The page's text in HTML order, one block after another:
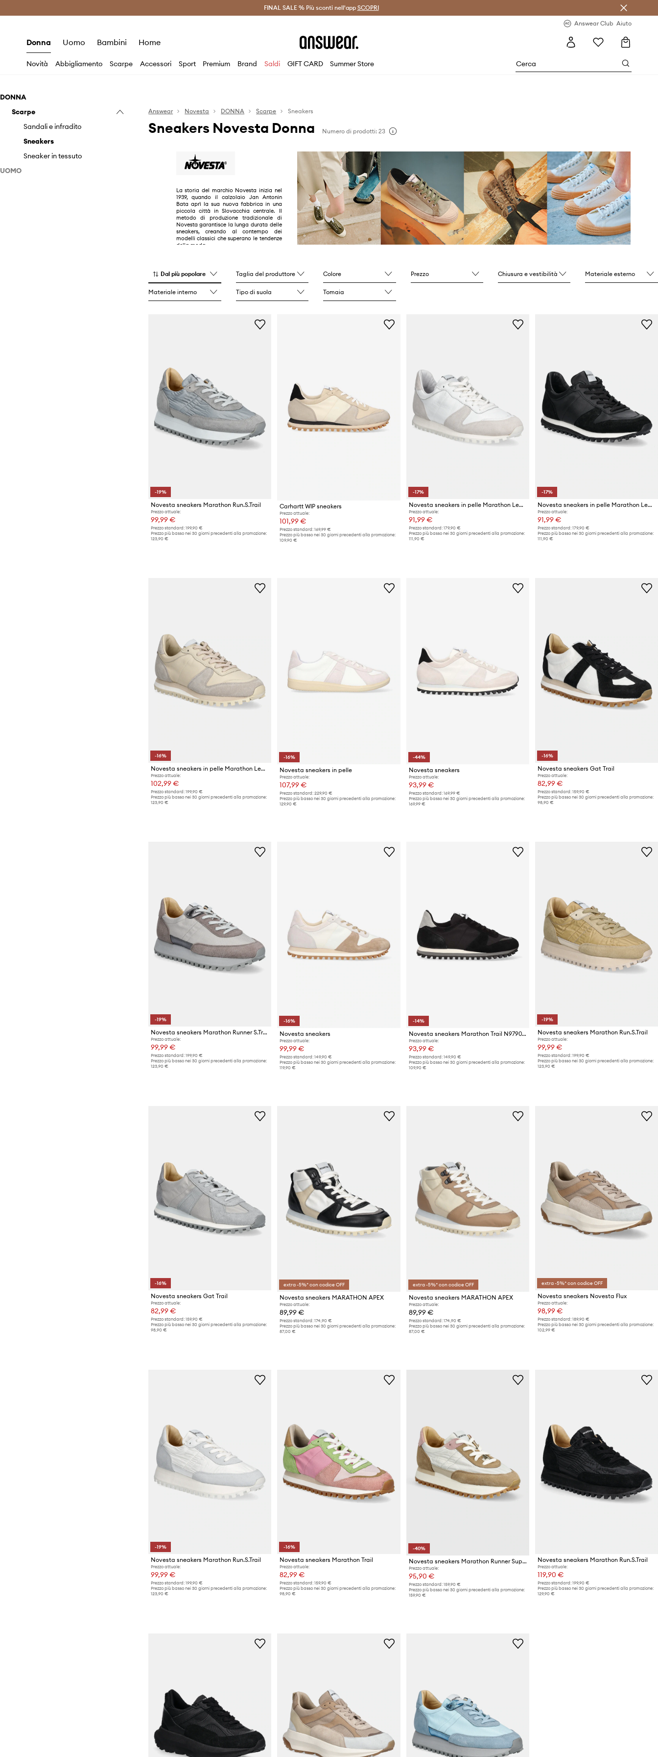
Risparmia con Answear Club > Spedizione entro 24 ore >
FINAL SALE % Più sconti nell'app SCOPRI
Answear Club Aiuto
Donna Uomo Bambini Home
Novità Abbigliamento Scarpe Accessori Sport Premium Brand Saldi GIFT CARD Summer Store
DONNA
Scarpe
Sandali e infradito
Sneakers
Sneaker in tessuto
UOMO
Answear Novesta DONNA Scarpe Sneakers
Sneakers Novesta Donna Numero di prodotti: 23
La storia del marchio Novesta inizia nel
1939, quando il calzolaio Jan Antonin
Bata aprì la sua nuova fabbrica in una
piccola città in Slovacchia centrale. Il
metodo di produzione tradizionale di
Novesta garantisce la lunga durata delle
sneakers, creando al contempo dei
modelli classici che superano le tendenze
della moda.
Dal più popolare Taglia del produttore Colore Prezzo Chiusura e vestibilità Materiale esterno
Materiale interno Tipo di suola Tomaia
-19%
Novesta sneakers Marathon Run.S.Trail
Prezzo attuale:
99,99 €
Prezzo standard: 199,90 €
Prezzo più basso nei 30 giorni precedenti alla promozione:
123,90 €
Carhartt WIP sneakers
Prezzo attuale:
101,99 €
Prezzo standard: 169,99 €
Prezzo più basso nei 30 giorni precedenti alla promozione:
109,90 €
-17%
Novesta sneakers in pelle Marathon Leather
Prezzo attuale:
91,99 €
Prezzo standard: 179,90 €
Prezzo più basso nei 30 giorni precedenti alla promozione:
111,90 €
-17%
Novesta sneakers in pelle Marathon Leather
Prezzo attuale:
91,99 €
Prezzo standard: 179,90 €
Prezzo più basso nei 30 giorni precedenti alla promozione:
111,90 €
-16%
Novesta sneakers in pelle Marathon Leather Trail
Prezzo attuale:
102,99 €
Prezzo standard: 199,90 €
Prezzo più basso nei 30 giorni precedenti alla promozione:
123,90 €
-16%
Novesta sneakers in pelle
Prezzo attuale:
107,99 €
Prezzo standard: 229,90 €
Prezzo più basso nei 30 giorni precedenti alla promozione:
129,90 €
-44%
Novesta sneakers
Prezzo attuale:
93,99 €
Prezzo standard: 169,99 €
Prezzo più basso nei 30 giorni precedenti alla promozione:
169,99 €
-16%
Novesta sneakers Gat Trail
Prezzo attuale:
82,99 €
Prezzo standard: 159,90 €
Prezzo più basso nei 30 giorni precedenti alla promozione:
98,90 €
-19%
Novesta sneakers Marathon Runner S.Trail
Prezzo attuale:
99,99 €
Prezzo standard: 199,90 €
Prezzo più basso nei 30 giorni precedenti alla promozione:
123,90 €
-16%
Novesta sneakers
Prezzo attuale:
99,99 €
Prezzo standard: 149,90 €
Prezzo più basso nei 30 giorni precedenti alla promozione:
119,90 €
-14%
Novesta sneakers Marathon Trail N979002-22Y13Y615
Prezzo attuale:
93,99 €
Prezzo standard: 149,90 €
Prezzo più basso nei 30 giorni precedenti alla promozione:
109,90 €
-19%
Novesta sneakers Marathon Run.S.Trail
Prezzo attuale:
99,99 €
Prezzo standard: 199,90 €
Prezzo più basso nei 30 giorni precedenti alla promozione:
123,90 €
-16%
Novesta sneakers Gat Trail
Prezzo attuale:
82,99 €
Prezzo standard: 159,90 €
Prezzo più basso nei 30 giorni precedenti alla promozione:
98,90 €
extra -5%* con codice OFF
Novesta sneakers MARATHON APEX
Prezzo attuale:
89,99 €
Prezzo standard: 174,90 €
Prezzo più basso nei 30 giorni precedenti alla promozione:
87,00 €
extra -5%* con codice OFF
Novesta sneakers MARATHON APEX
Prezzo attuale:
89,99 €
Prezzo standard: 174,90 €
Prezzo più basso nei 30 giorni precedenti alla promozione:
87,00 €
extra -5%* con codice OFF
Novesta sneakers Novesta Flux
Prezzo attuale:
98,99 €
Prezzo standard: 189,90 €
Prezzo più basso nei 30 giorni precedenti alla promozione:
102,99 €
-19%
Novesta sneakers Marathon Run.S.Trail
Prezzo attuale:
99,99 €
Prezzo standard: 199,90 €
Prezzo più basso nei 30 giorni precedenti alla promozione:
123,90 €
-16%
Novesta sneakers Marathon Trail
Prezzo attuale:
82,99 €
Prezzo standard: 159,90 €
Prezzo più basso nei 30 giorni precedenti alla promozione:
98,90 €
-40%
Novesta sneakers Marathon Runner Super Trail
Prezzo attuale:
95,90 €
Prezzo standard: 159,90 €
Prezzo più basso nei 30 giorni precedenti alla promozione:
159,90 €
Novesta sneakers Marathon Run.S.Trail
Prezzo attuale:
119,90 €
Prezzo standard: 199,90 €
Prezzo più basso nei 30 giorni precedenti alla promozione:
129,90 €